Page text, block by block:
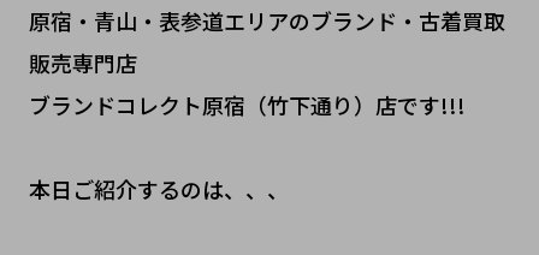
原宿・青山・表参道エリアのブランド・古着買取
販売専門店
ブランドコレクト原宿（竹下通り）店です!!!
本日ご紹介するのは、、、